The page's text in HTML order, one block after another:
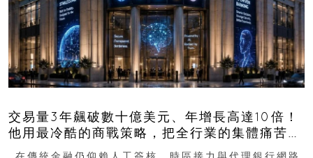
交易量3年飆破數十億美元、年增長高達10倍！
他用最冷酷的商戰策略，把全行業的集體痛苦榨
成百億金庫
在傳統金融仍仰賴人工簽核、時區接力與代理銀行網路